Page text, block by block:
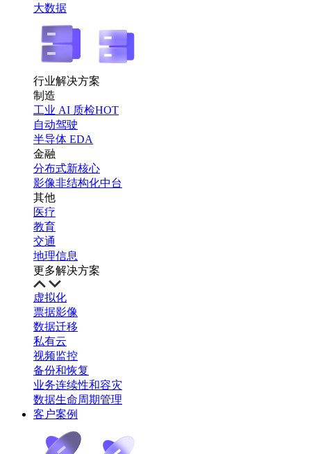
大数据
行业解决方案
制造
工业 AI 质检HOT
自动驾驶
半导体 EDA
金融
分布式新核心
影像非结构化中台
其他
医疗
教育
交通
地理信息
更多解决方案
虚拟化
票据影像
数据迁移
私有云
视频监控
备份和恢复
业务连续性和容灾
数据生命周期管理
客户案例